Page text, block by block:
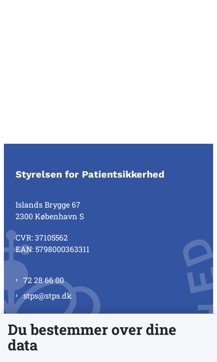
Styrelsen for Patientsikkerhed
Islands Brygge 67
2300 København S
CVR: 37105562
EAN: 5798000363311
72 28 66 00
stps@stps.dk
Se alle kontaktnumre
Du bestemmer over dine
data